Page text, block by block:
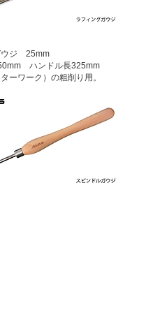
ウジ 25mm
ハンドル長325mm
ーワーク）の粗削り用。